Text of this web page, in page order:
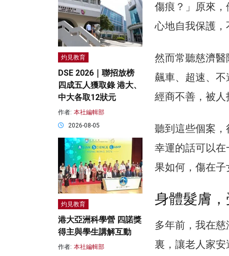
傷痕？」原來
心地自我保護，
然而常聽慈濟
飆車、超速、
經商不善，被人
聽到這些個案，
幸運的話可以
果如何，傷在子
身體髮膚
多年前，我在
裏，讓老人家
灼見教育
DSE 2026｜聯招放榜
四成五人獲取錄 港大、
中大各取12狀元
作者: 本社編輯部
2026-08-05
灼見教育
港大亞洲科學營 四諾獎
得主與學生講解互動
作者: 本社編輯部